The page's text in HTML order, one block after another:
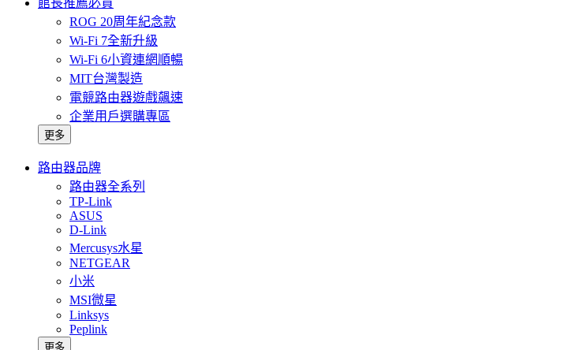
ROG 20周年紀念款
Wi-Fi 7全新升級
Wi-Fi 6小資連網順暢
MIT台灣製造
電競路由器遊戲飆速
企業用戶選購專區
更多
路由器品牌
路由器全系列
TP-Link
ASUS
D-Link
Mercusys水星
NETGEAR
小米
MSI微星
Linksys
Peplink
更多